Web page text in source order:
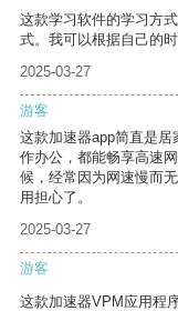
这款学习软件的学习方
式。我可以根据自己的
2025-03-27
游客
这款加速器app简直是
作办公，都能畅享高速
候，经常因为网速慢而
用担心了。
2025-03-27
游客
这款加速器VPM应用程